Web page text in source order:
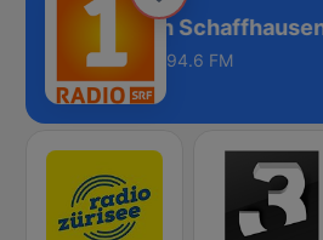
SRF 1 Zürich Schaffhausen
94.6 FM